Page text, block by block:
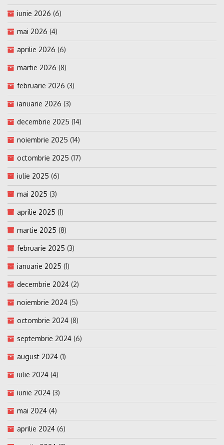
iunie 2026 (6)
mai 2026 (4)
aprilie 2026 (6)
martie 2026 (8)
februarie 2026 (3)
ianuarie 2026 (3)
decembrie 2025 (14)
noiembrie 2025 (14)
octombrie 2025 (17)
iulie 2025 (6)
mai 2025 (3)
aprilie 2025 (1)
martie 2025 (8)
februarie 2025 (3)
ianuarie 2025 (1)
decembrie 2024 (2)
noiembrie 2024 (5)
octombrie 2024 (8)
septembrie 2024 (6)
august 2024 (1)
iulie 2024 (4)
iunie 2024 (3)
mai 2024 (4)
aprilie 2024 (6)